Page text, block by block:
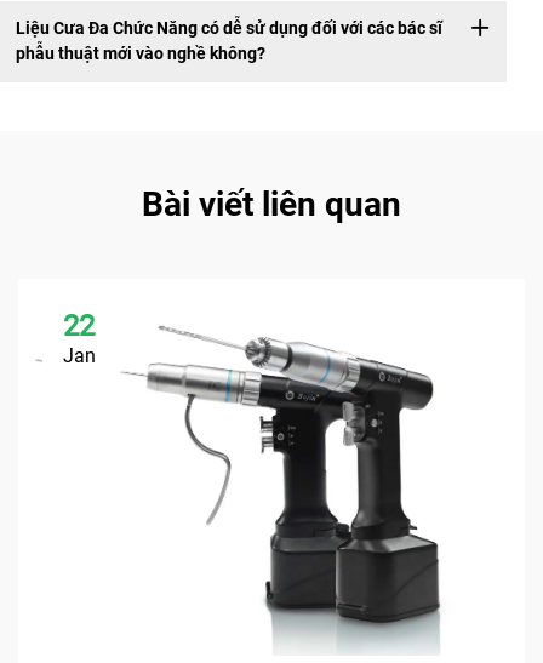
Liệu Cưa Đa Chức Năng có dễ sử dụng đối với các bác sĩ
phẫu thuật mới vào nghề không?
Bài viết liên quan
22
Jan